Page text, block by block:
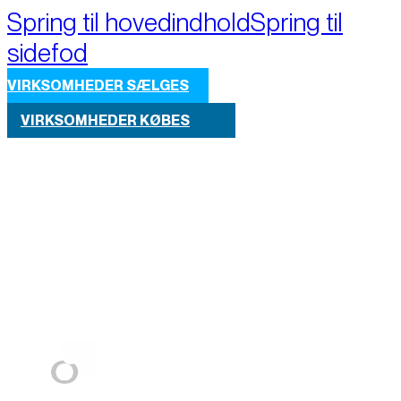
Spring til hovedindholdSpring til
sidefod
VIRKSOMHEDER SÆLGES
VIRKSOMHEDER KØBES